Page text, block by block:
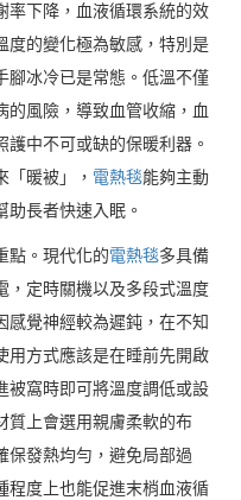
率下降，血液循環系統的效
度的變化極為敏感，特別是
腳冰冷已是常態。低溫不僅
的風險，導致血管收縮，血
護中不可或缺的保暖利器。
「暖被」， 電熱毯能夠主動
長者快速入眠。
點。現代化的電熱毯多具備
，定時關機以及多段式溫度
感覺神經較為遲鈍，在不知
用方式應該是在睡前先開啟
被窩時即可將溫度調低或設
質上會選用親膚柔軟的布
保發熱均勻，避免局部過
程度上也能促進末梢血液循